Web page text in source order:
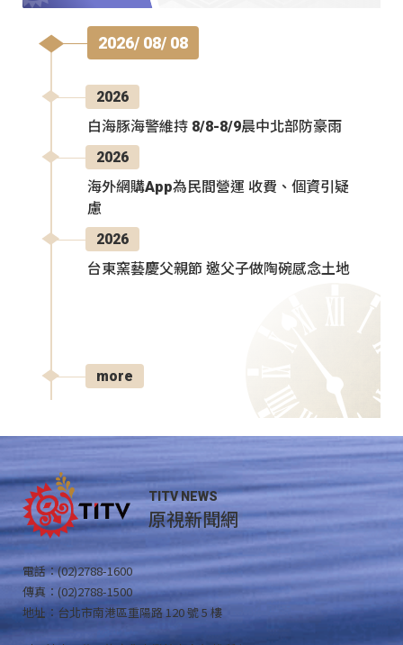
2026/ 08/ 08
2026
白海豚海警維持 8/8-8/9晨中北部防豪雨
2026
海外網購App為民間營運 收費、個資引疑
慮
2026
台東窯藝慶父親節 邀父子做陶碗感念土地
more
TITV NEWS
原視新聞網
電話：(02)2788-1600
傳真：(02)2788-1500
地址：台北市南港區重陽路 120 號 5 樓